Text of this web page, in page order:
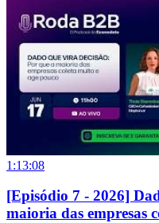
1:13:08
[Episódio 7 - 2026]
maioria das empresas